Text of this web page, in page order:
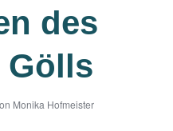
des
Gölls
Monika Hofmeister